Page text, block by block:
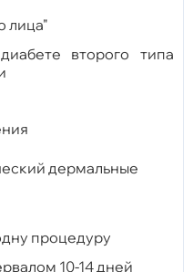
лица"
второго типа
дермальные
процедуру
10-14 дней